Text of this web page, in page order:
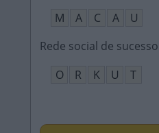
M
A C A
U
Rede social de
O
R K U T